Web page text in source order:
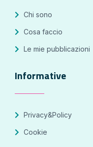
Chi sono
Cosa faccio
Le mie pubblicazioni
Informative
Privacy&Policy
Cookie